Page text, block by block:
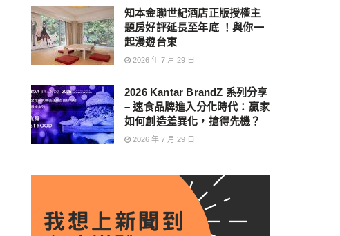
知本金聯世紀酒店正版授權主
題房好評延長至年底 ！與你一
起漫遊台東
2026 年 7 月 29 日
2026 Kantar BrandZ 系列分享
– 速食品牌進入分化時代：贏家
如何創造差異化，搶得先機？
2026 年 7 月 29 日